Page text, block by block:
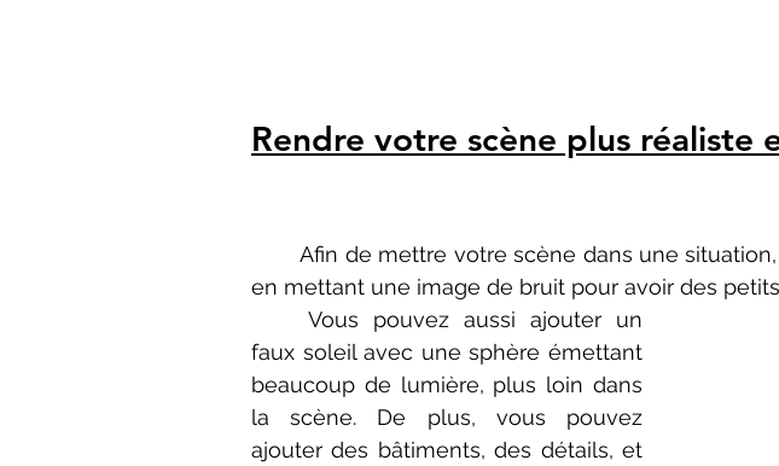
Rendre votre scène plus réaliste
	Afin de mettre votre scène dans une situation, vous pouvez ajouter un fond étoilé
en mettant une image de bruit pour avoir des
faux soleil avec une sphère émettant
beaucoup de lumière, plus loin dans
la scène. De plus, vous pouvez
ajouter des bâtiments, des détails, et